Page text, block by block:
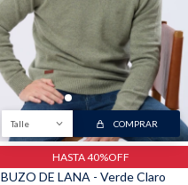
Talle COMPRAR
HASTA 40%OFF
BUZO DE LANA - Verde Claro